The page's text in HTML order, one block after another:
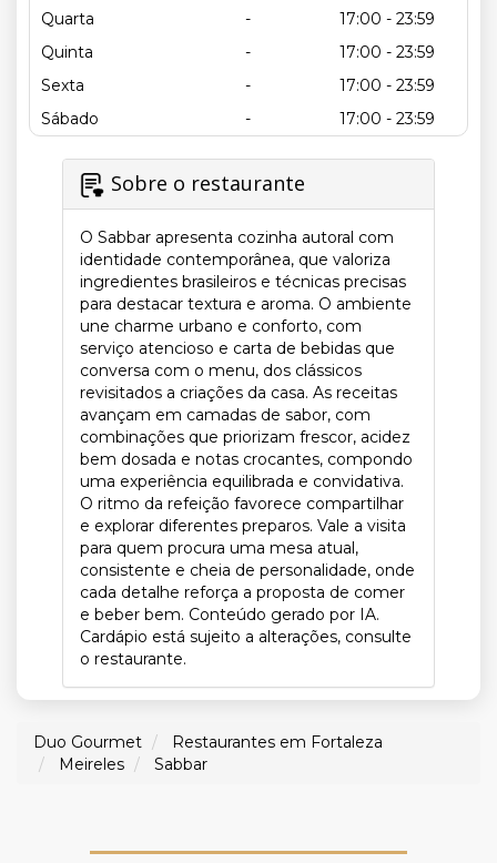
Quarta
-
17:00 - 23:59
Quinta
-
17:00 - 23:59
Sexta
-
17:00 - 23:59
Sábado
- 17:00 - 23:59
Sobre o restaurante
O Sabbar apresenta cozinha autoral com
identidade contemporânea, que valoriza
ingredientes brasileiros e técnicas precisas
para destacar textura e aroma. O ambiente
une charme urbano e conforto, com
serviço atencioso e carta de bebidas que
conversa com o menu, dos clássicos
revisitados a criações da casa. As receitas
avançam em camadas de sabor, com
combinações que priorizam frescor, acidez
bem dosada e notas crocantes, compondo
uma experiência equilibrada e convidativa.
O ritmo da refeição favorece compartilhar
e explorar diferentes preparos. Vale a visita
para quem procura uma mesa atual,
consistente e cheia de personalidade, onde
cada detalhe reforça a proposta de comer
e beber bem. Conteúdo gerado por IA.
Cardápio está sujeito a alterações, consulte
o restaurante.
Duo Gourmet
Restaurantes em Fortaleza
Meireles
Sabbar